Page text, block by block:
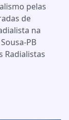
pelas
de
na
PB
Radialistas